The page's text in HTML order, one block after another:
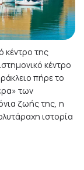
κέντρο της
κέντρο
πήρε το
των
ζωής της, η
ιστορία